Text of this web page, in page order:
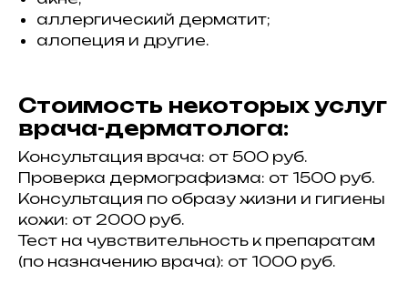
ПрепаратыСтатьи
аллергический дерматит;
алопеция и другие.
Стоимость некоторых услуг
врача-дерматолога:
Консультация врача: от 500 руб.
Проверка дермографизма: от 1500 руб.
Консультация по образу жизни и гигиены
кожи: от 2000 руб.
Тест на чувствительность к препаратам
(по назначению врача): от 1000 руб.